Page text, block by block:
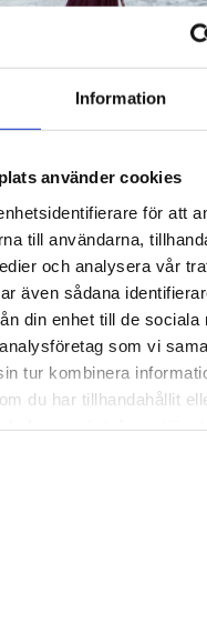
Information
använder cookies
för att
till användarna,
och analysera vår
även sådana
din enhet till de sociala
som vi
tur kombinera
du har tillhandahållit
hur julen firades förr i
har vi berett plats
en dubbelkvartett från
Laulajatjulsånger på
/ Helsingfors